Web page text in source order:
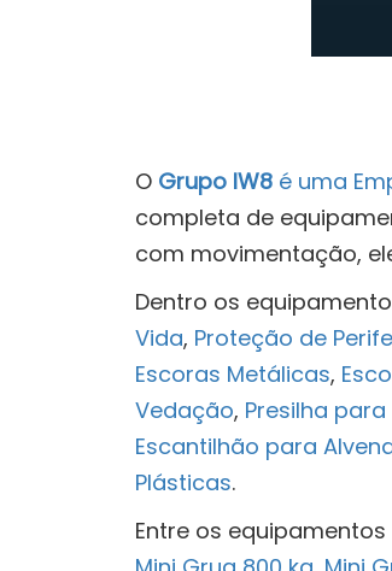
O Grupo IW8 é uma
completa de
com movimentação,
Dentro os
Vida, Proteção de
Escoras Metálicas,
Vedação, Presilha
Escantilhão para
Plásticas.
Entre os